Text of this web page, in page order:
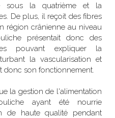
sous la quatrième et la
De plus, il reçoit des fibres
région crânienne au niveau
présentait donc des
pouvant expliquer la
la vascularisation et
donc son fonctionnement.
la gestion de l'alimentation
ayant été nourrie
de haute qualité pendant